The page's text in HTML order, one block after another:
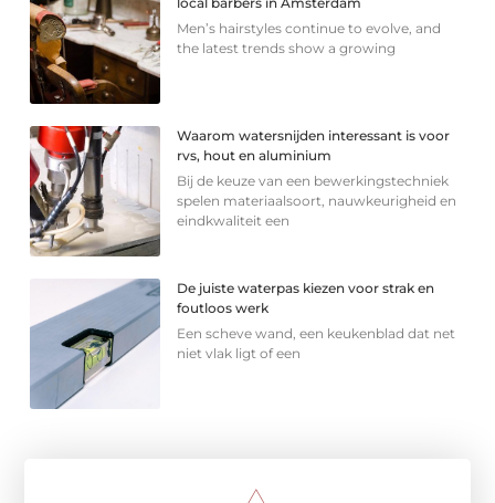
Men’s hairstyles continue to evolve, and
the latest trends show a growing
Waarom watersnijden interessant is voor
rvs, hout en aluminium
Bij de keuze van een bewerkingstechniek
spelen materiaalsoort, nauwkeurigheid en
eindkwaliteit een
De juiste waterpas kiezen voor strak en
foutloos werk
Een scheve wand, een keukenblad dat net
niet vlak ligt of een